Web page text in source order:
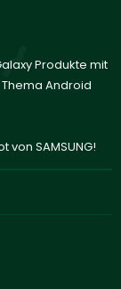
Produkte mit
Android
von SAMSUNG!